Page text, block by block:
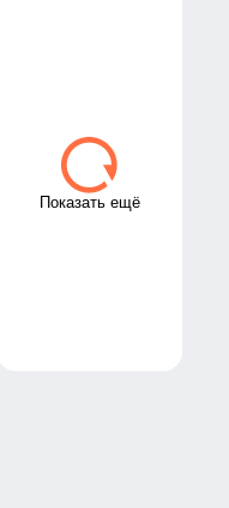
Показать ещё